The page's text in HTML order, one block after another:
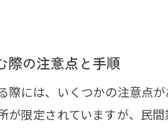
大型家
ソファ
際の注意点と手順
際には、いくつかの注意点
が限定されていますが、民